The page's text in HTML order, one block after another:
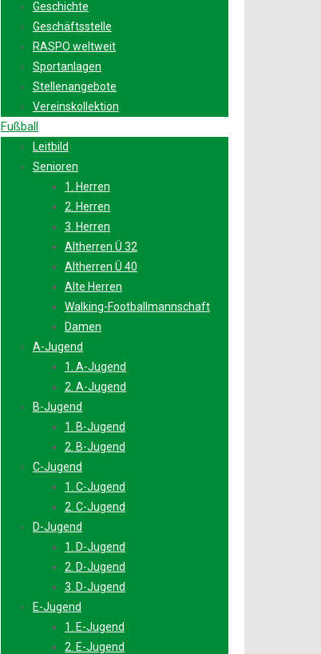
Geschichte
Geschäftsstelle
RASPO weltweit
Sportanlagen
Stellenangebote
Vereinskollektion
Fußball
Leitbild
Senioren
1. Herren
2. Herren
3. Herren
Altherren Ü 32
Altherren Ü 40
Alte Herren
Walking-Footballmannschaft
Damen
A-Jugend
1. A-Jugend
2. A-Jugend
B-Jugend
1. B-Jugend
2. B-Jugend
C-Jugend
1. C-Jugend
2. C-Jugend
D-Jugend
1. D-Jugend
2. D-Jugend
3. D-Jugend
E-Jugend
1. E-Jugend
2. E-Jugend